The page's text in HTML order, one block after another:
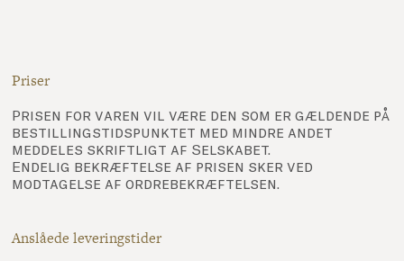
Priser
Prisen for varen vil være den som er gældende på
bestillingstidspunktet med mindre andet
meddeles skriftligt af Selskabet.
Endelig bekræftelse af prisen sker ved
modtagelse af ordrebekræftelsen.
Anslåede leveringstider